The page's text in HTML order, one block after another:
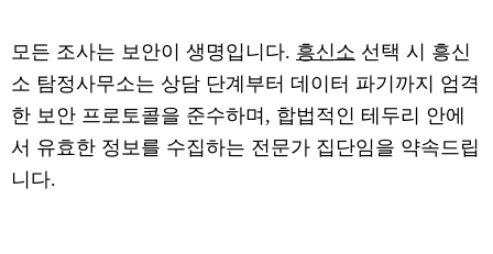
모든 조사는 보안이 생명입니다. 흥신소 선택 시 흥신
소 탐정사무소는 상담 단계부터 데이터 파기까지 엄격
한 보안 프로토콜을 준수하며, 합법적인 테두리 안에
서 유효한 정보를 수집하는 전문가 집단임을 약속드립
니다.